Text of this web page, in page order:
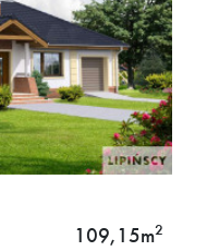
109,15m2